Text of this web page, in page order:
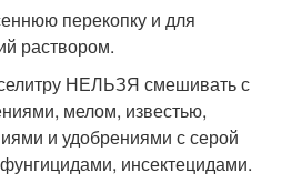
перекопку и для
раствором.
НЕЛЬЗЯ смешивать с
мелом, известью,
и удобрениями с серой
инсектецидами.